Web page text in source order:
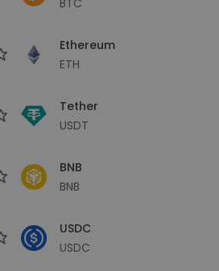
Ethereum
ETH
Tether
USDT
BNB
BNB
USDC
USDC